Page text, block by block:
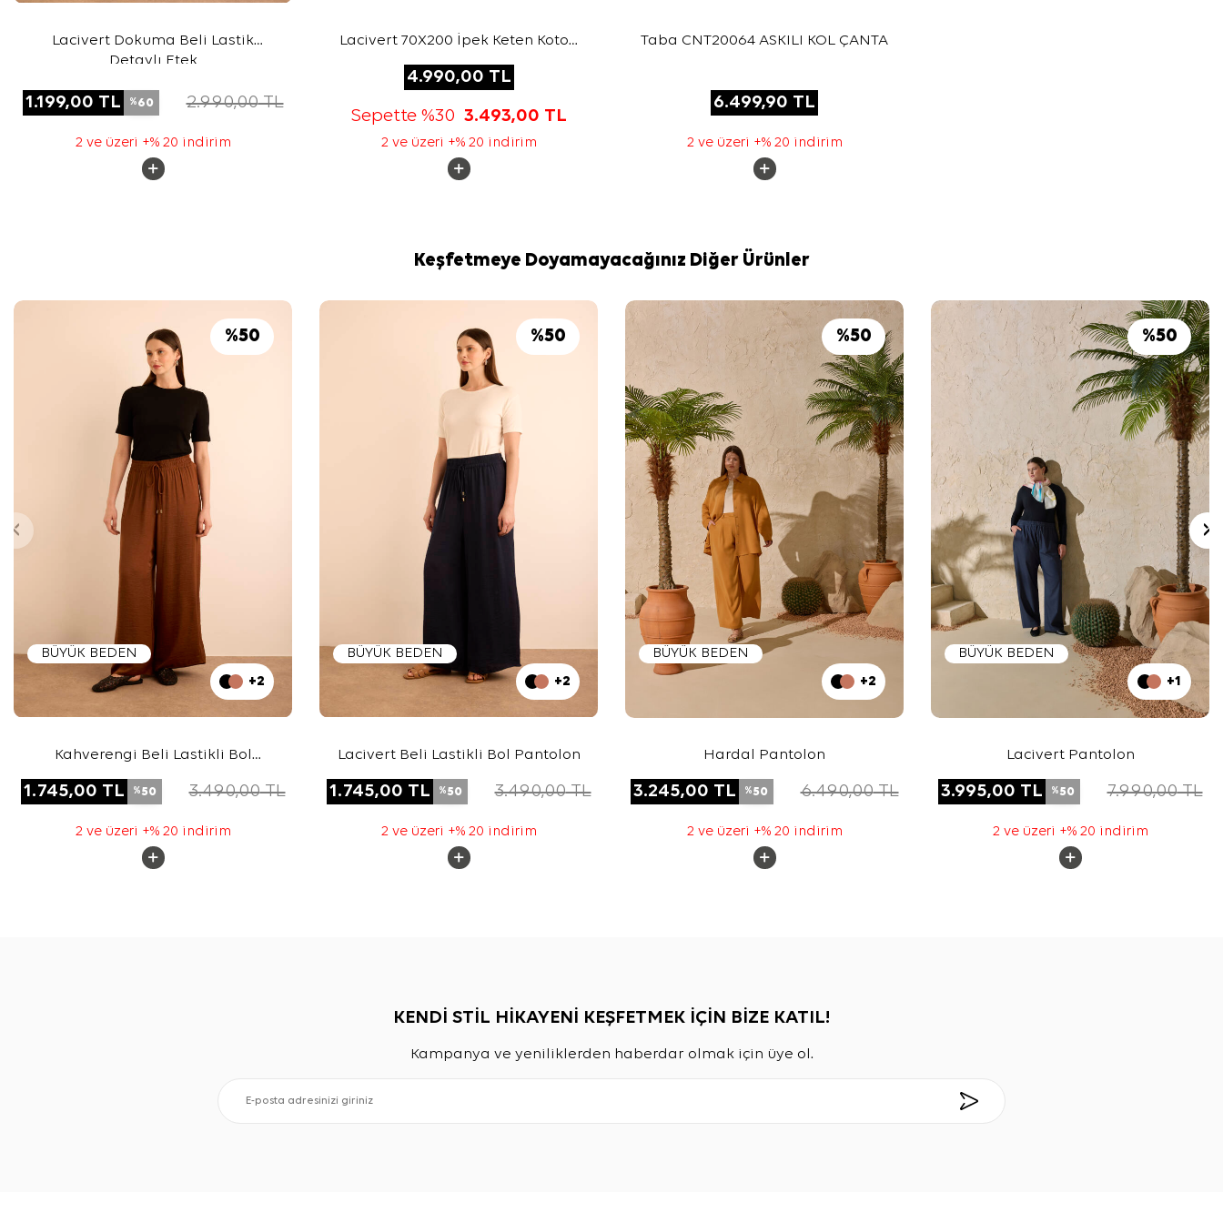
Lacivert Dokuma Beli Lastik
Detaylı Etek
1.199,00 TL %60 2.990,00TL
2 ve üzeri +% 20 indirim
Lacivert 70X200 İpek Keten Koton
4.990,00 TL
Sepette %30 3.493,00 TL
2 ve üzeri +% 20 indirim
Taba CNT20064 ASKILI KOL ÇANTA
6.499,90 TL
2 ve üzeri +% 20 indirim
Keşfetmeye Doyamayacağınız Diğer Ürünler
BÜYÜK BEDEN
%50
+2
Kahverengi Beli Lastikli Bol
1.745,00 TL %50 3.490,00TL
2 ve üzeri +% 20 indirim
BÜYÜK BEDEN
%50
+2
Lacivert Beli Lastikli Bol Pantolon
1.745,00 TL %50 3.490,00TL
2 ve üzeri +% 20 indirim
BÜYÜK BEDEN
%50
+2
Hardal Pantolon
3.245,00 TL %50 6.490,00TL
2 ve üzeri +% 20 indirim
BÜYÜK BEDEN
%50
+1
Lacivert Pantolon
3.995,00 TL %50 7.990,00TL
2 ve üzeri +% 20 indirim
KENDİ STİL HİKAYENİ KEŞFETMEK İÇİN BİZE KATIL!
Kampanya ve yeniliklerden haberdar olmak için üye ol.